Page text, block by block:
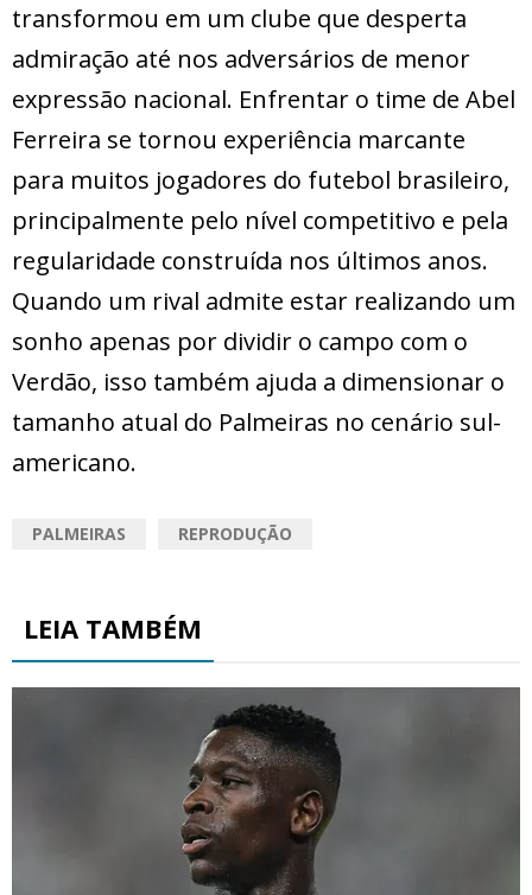
transformou em um clube que desperta
admiração até nos adversários de menor
expressão nacional. Enfrentar o time de Abel
Ferreira se tornou experiência marcante
para muitos jogadores do futebol brasileiro,
principalmente pelo nível competitivo e pela
regularidade construída nos últimos anos.
Quando um rival admite estar realizando um
sonho apenas por dividir o campo com o
Verdão, isso também ajuda a dimensionar o
tamanho atual do Palmeiras no cenário sul-
americano.
PALMEIRAS REPRODUÇÃO
LEIA TAMBÉM